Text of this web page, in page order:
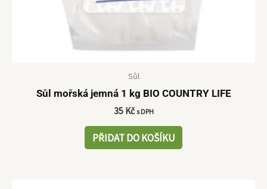
Sůl
Sůl mořská jemná 1 kg BIO COUNTRY LIFE
35 Kč s DPH
PŘIDAT DO KOŠÍKU